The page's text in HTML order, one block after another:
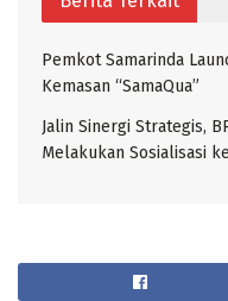
Pemkot Samarinda
Kemasan “SamaQua”
Jalin Sinergi Strategis,
Melakukan Sosialisasi